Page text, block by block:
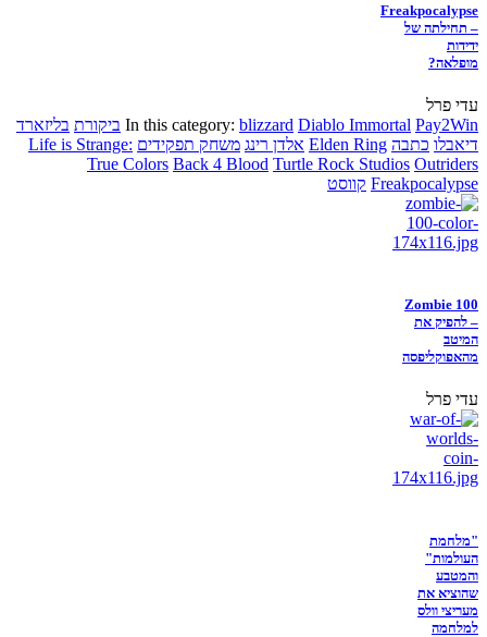
Freakpocalypse
– תחילתה של
ידידות
מופלאה?
עדי פרל
In this category: blizzard Diablo Immortal Pay2Win ביקורת בליזארד
דיאבלו כתבה Elden Ring אלדן רינג משחק תפקידים Life is Strange:
True Colors Back 4 Blood Turtle Rock Studios Outriders
Freakpocalypse קווסט
Zombie 100
– להפיק את
המיטב
מהאפוקליפסה
עדי פרל
"מלחמת
העולמות"
והמטבע
שהוציא את
מעריצי וולס
למלחמה